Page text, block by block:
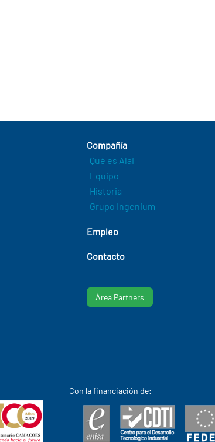
Compañía
Qué es Alai
Equipo
Historia
Grupo Ingenium
Empleo
Contacto
Área Partners
Con la financiación de: